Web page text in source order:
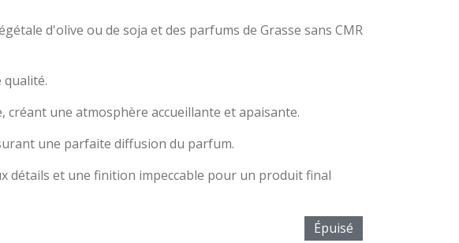
d'olive ou de soja et des parfums de Grasse sans CMR
qualité.
une atmosphère accueillante et apaisante.
une parfaite diffusion du parfum.
détails et une finition impeccable pour un produit final
Épuisé